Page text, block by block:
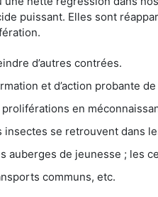
puissant. Elles sont
d’autres contrées.
et d’action probante
en
insectes se retrouvent dans
de jeunesse ; les centres
communs, etc.